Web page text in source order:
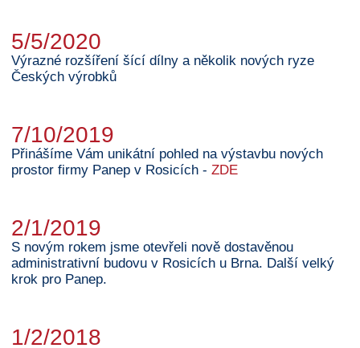
5/5/2020
Výrazné rozšíření šící dílny a několik nových ryze
Českých výrobků
7/10/2019
Přinášíme Vám unikátní pohled na výstavbu nových
prostor firmy Panep v Rosicích - ZDE
2/1/2019
S novým rokem jsme otevřeli nově dostavěnou
administrativní budovu v Rosicích u Brna. Další velký
krok pro Panep.
1/2/2018